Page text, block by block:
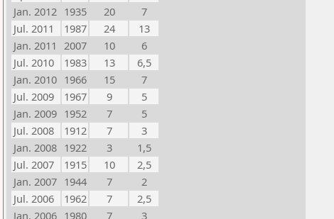
Jan. 2012 1935 20
7
Jul. 2011
1987 24
13
Jan. 2011 2007 10
6
Jul. 2010
1983 13
6,5
Jan. 2010 1966 15
7
Jul. 2009
1967 9
5
Jan. 2009 1952 7
5
Jul. 2008
1912 7
3
Jan. 2008 1922 3
1,5
Jul. 2007
1915 10
2,5
Jan. 2007 1944 7
2
Jul. 2006
1962 7
2,5
Jan. 2006 1980 7
3